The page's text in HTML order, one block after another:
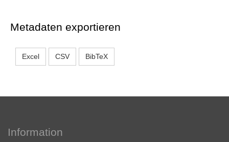
Metadaten exportieren
Excel CSV BibTeX
Information